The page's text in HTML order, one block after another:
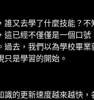
誰又去學了什麼技能？不
這已經不僅僅是一個口號
過去，我們以為學校畢業
只是學習的開始。
識的更新速度越來越快，